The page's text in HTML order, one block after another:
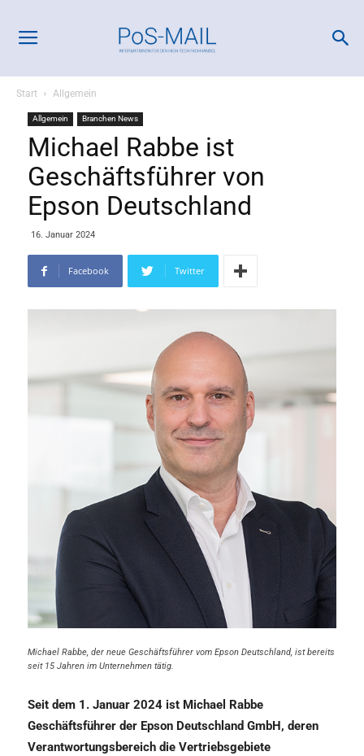
Start Allgemein
Allgemein Branchen News
Michael Rabbe ist
Geschäftsführer von
Epson Deutschland
16. Januar 2024
Facebook Twitter
Michael Rabbe, der neue Geschäftsführer vom Epson Deutschland, ist bereits
seit 15 Jahren im Unternehmen tätig.
Seit dem 1. Januar 2024 ist Michael Rabbe
Geschäftsführer der Epson Deutschland GmbH, deren
Verantwortungsbereich die Vertriebsgebiete